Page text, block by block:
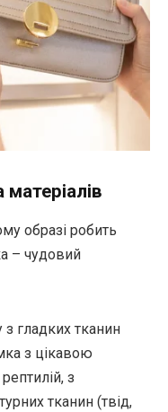
образі робить
– чудовий
гладких тканин
з цікавою
з
тканин (твід,